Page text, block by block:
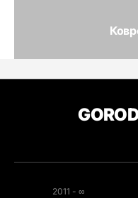
2011 - ∞